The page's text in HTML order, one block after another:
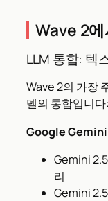
Wave 2
LLM 통합: 텍
Wave 2의 가장
델의 통합입니다:
Google Gemini
Gemini
리
Gemini